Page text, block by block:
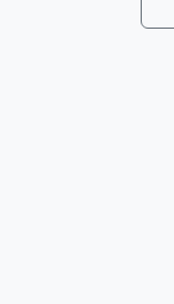
হয়েছে। আগস্টের